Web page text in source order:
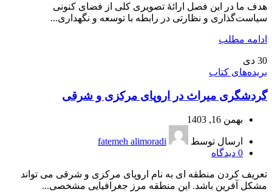
هدف ما در این فصل ارائۀ تصویری کلی از فضای کنونی
سیاست‌گذاری و نظارتی در رابطه با توسعه و نگهداری...
ادامه مطلب
30 دی
بریده‌های کتاب
گردشگری میراث در اروپای مرکزی و شرقی
بهمن 16, 1403
ارسال توسط
fatemeh alimoradi
0 دیدگاه
تعریف کردن منطقه ای به نام اروپای مرکزی و شرقی می تواند
مشکل آفرین باشد. این منطقه مرز جغرافیایی مشخصی...